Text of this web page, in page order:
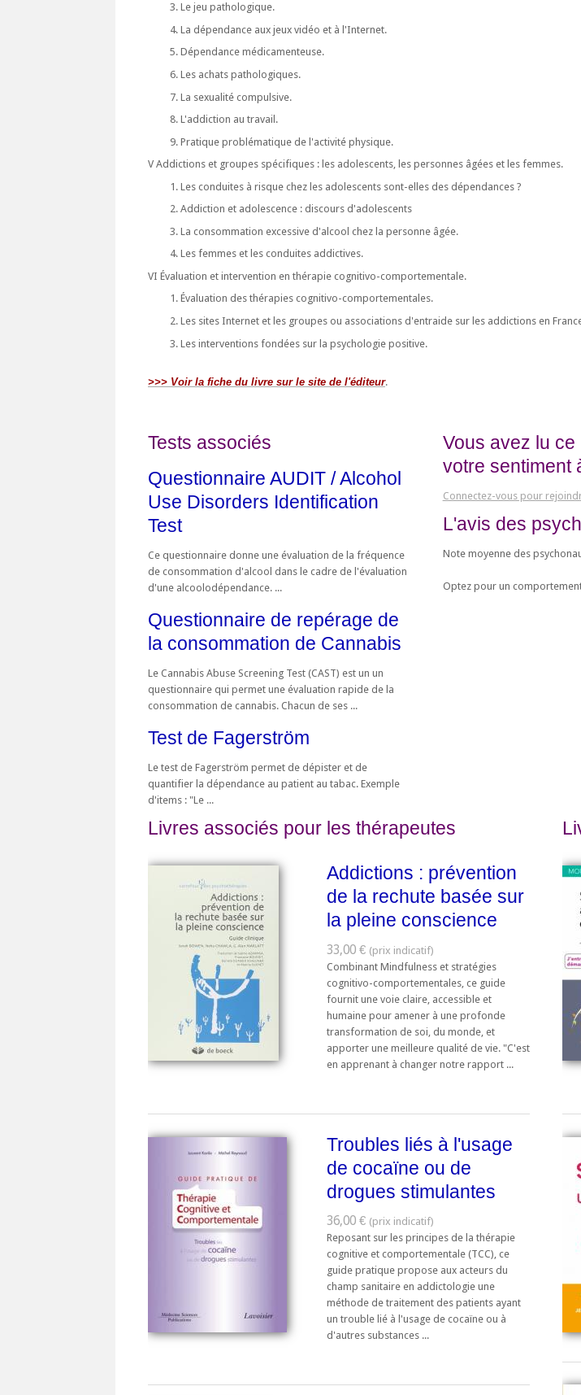
Le jeu pathologique.
La dépendance aux jeux vidéo et à l'Internet.
Dépendance médicamenteuse.
Les achats pathologiques.
La sexualité compulsive.
L'addiction au travail.
Pratique problématique de l'activité physique.
V Addictions et groupes spécifiques : les adolescents, les personnes âgées et les femmes.
Les conduites à risque chez les adolescents sont-elles des dépendances ?
Addiction et adolescence : discours d'adolescents
La consommation excessive d'alcool chez la personne âgée.
Les femmes et les conduites addictives.
VI Évaluation et intervention en thérapie cognitivo-comportementale.
Évaluation des thérapies cognitivo-comportementales.
Les sites Internet et les groupes ou associations d'entraide sur les addictions en
Les interventions fondées sur la psychologie positive.
>>> Voir la fiche du livre sur le site de l'éditeur.
Tests associés
Questionnaire AUDIT / Alcohol
Use Disorders Identification
Test
Ce questionnaire donne une évaluation de la fréquence
de consommation d'alcool dans le cadre de l'évaluation
d'une alcoolodépendance. ...
Questionnaire de repérage de
la consommation de Cannabis
Le Cannabis Abuse Screening Test (CAST) est un un
questionnaire qui permet une évaluation rapide de la
consommation de cannabis. Chacun de ses ...
Test de Fagerström
Le test de Fagerström permet de dépister et de
quantifier la dépendance au patient au tabac. Exemple
d'items : "Le ...
Vous avez lu
votre sentiment
Connectez-vous pour
L'avis des
Note moyenne des
Optez pour un
Livres associés pour les thérapeutes
Addictions : prévention
de la rechute basée sur
la pleine conscience
33,00 €
Combinant Mindfulness et stratégies
cognitivo-comportementales, ce guide
fournit une voie claire, accessible et
humaine pour amener à une profonde
transformation de soi, du monde, et
apporter une meilleure qualité de vie. "C'est
en apprenant à changer notre rapport ...
Troubles liés à l'usage
de cocaïne ou de
drogues stimulantes
36,00 €
Reposant sur les principes de la thérapie
cognitive et comportementale (TCC), ce
guide pratique propose aux acteurs du
champ sanitaire en addictologie une
méthode de traitement des patients ayant
un trouble lié à l'usage de cocaïne ou à
d'autres substances ...